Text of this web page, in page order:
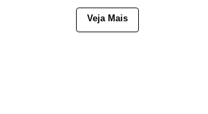
Veja Mais